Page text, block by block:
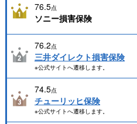
76.5点
ソニー損害保険
76.2点
三井ダイレクト損害保険
※公式サイトへ遷移します。
74.5点
チューリッヒ保険
※公式サイトへ遷移します。